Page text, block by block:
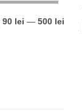
90 lei — 500 lei